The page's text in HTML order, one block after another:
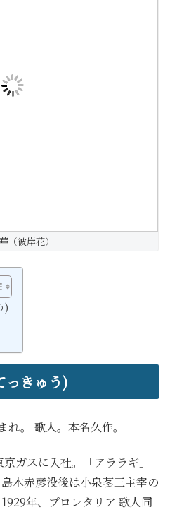
（彼岸花）
)
っきゅう)
。 歌人。本名久作。
ガスに入社。「アララギ」
木赤彦没後は小泉苳三主宰の
年、プロレタリア 歌人同